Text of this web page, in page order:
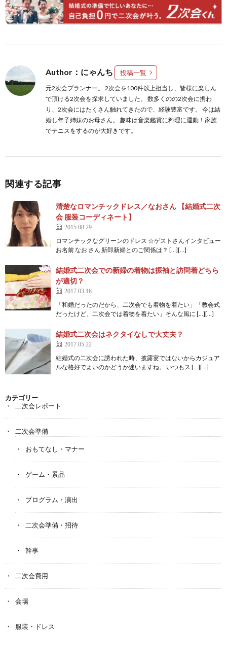
Author：にゃんち 投稿一覧
元2次会プランナー。 2次会を100件以上担当し、皆様に楽しん
で頂ける2次会を探求していました。 数多くのの2次会に携わ
り、2次会にはたくさん触れてきたので、経験豊富です。 今は結
婚し年子姉妹のお母さん。 趣味は音楽鑑賞に料理に運動！家族
でテニスをするのが大好きです。
関連する記事
清楚なロマンチックドレス／なおさん 【結婚式二次
会 服装コーディネート】
2015.08.29
ロマンチックなグリーンのドレス ☆ゲストさんインタビュー
お名前 なお さん 新郎新婦とのご関係は？ […][…]
結婚式二次会での新婦の着物は振袖と訪問着どちら
が適切？
2017.03.16
「和婚だったのだから、二次会でも着物を着たい」「教会式
だったけど、二次会では着物を着たい」そんな風に […][…]
結婚式二次会はネクタイなしで大丈夫？
2017.05.22
結婚式の二次会に誘われた時、披露宴ではないからカジュア
ルな格好でよいのかどうか迷いますね。 いつもス […][…]
カテゴリー
二次会レポート
二次会準備
おもてなし・マナー
ゲーム・景品
プログラム・演出
二次会準備・招待
幹事
二次会費用
会場
服装・ドレス